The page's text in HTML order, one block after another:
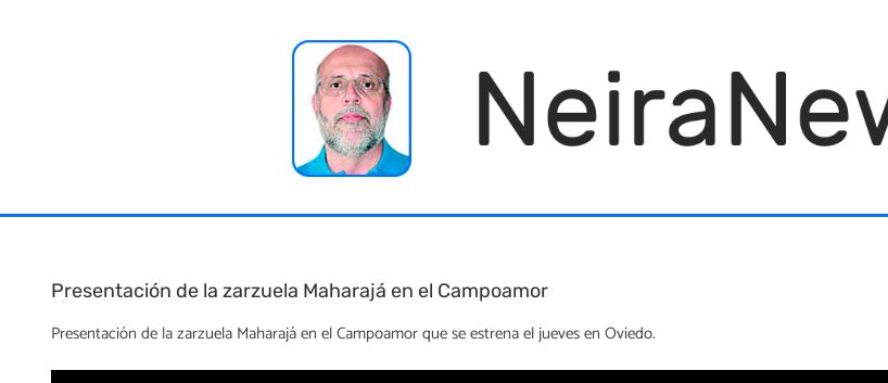
Presentación de la zarzuela Maharajá en el Campoamor
Presentación de la zarzuela Maharajá en el Campoamor que se estrena el jueves en Oviedo.